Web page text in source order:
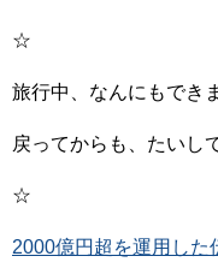
☆
旅行中、なんにもでき
戻ってからも、たいし
☆
2000億円超を運用した